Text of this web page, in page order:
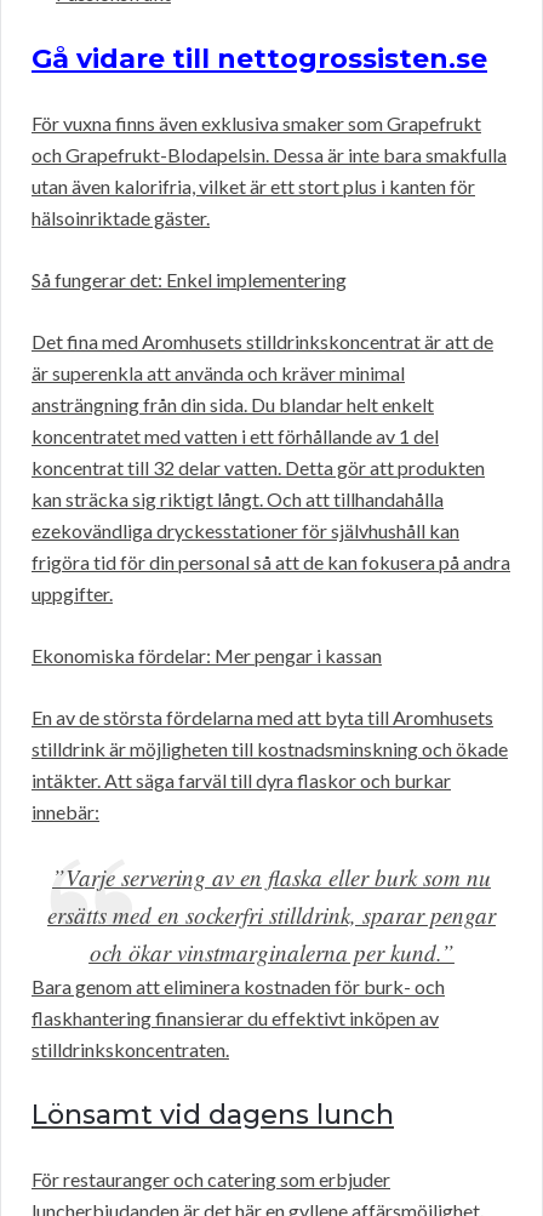
Gå vidare till nettogrossisten.se
För vuxna finns även exklusiva smaker som Grapefrukt
och Grapefrukt-Blodapelsin. Dessa är inte bara smakfulla
utan även kalorifria, vilket är ett stort plus i kanten för
hälsoinriktade gäster.
Så fungerar det: Enkel implementering
Det fina med Aromhusets stilldrinkskoncentrat är att de
är superenkla att använda och kräver minimal
ansträngning från din sida. Du blandar helt enkelt
koncentratet med vatten i ett förhållande av 1 del
koncentrat till 32 delar vatten. Detta gör att produkten
kan sträcka sig riktigt långt. Och att tillhandahålla
ezekovändliga dryckesstationer för självhushåll kan
frigöra tid för din personal så att de kan fokusera på andra
uppgifter.
Ekonomiska fördelar: Mer pengar i kassan
En av de största fördelarna med att byta till Aromhusets
stilldrink är möjligheten till kostnadsminskning och ökade
intäkter. Att säga farväl till dyra flaskor och burkar
innebär:
”Varje servering av en flaska eller burk som nu
ersätts med en sockerfri stilldrink, sparar pengar
och ökar vinstmarginalerna per kund.”
Bara genom att eliminera kostnaden för burk- och
flaskhantering finansierar du effektivt inköpen av
stilldrinkskoncentraten.
Lönsamt vid dagens lunch
För restauranger och catering som erbjuder
luncherbjudanden är det här en gyllene affärsmöjlighet.